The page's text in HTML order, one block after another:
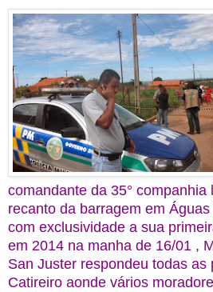
comandante da 35° companhia
recanto da barragem em
com exclusividade a sua
em 2014 na manha de 16/01 ,
San Juster respondeu todas as
Catireiro aonde vários